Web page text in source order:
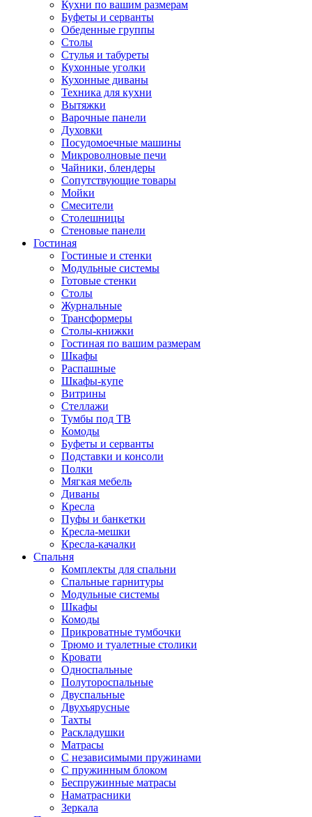
Кухни по вашим размерам
Буфеты и серванты
Обеденные группы
Столы
Стулья и табуреты
Кухонные уголки
Кухонные диваны
Техника для кухни
Вытяжки
Варочные панели
Духовки
Посудомоечные машины
Микроволновые печи
Чайники, блендеры
Сопутствующие товары
Мойки
Смесители
Столешницы
Стеновые панели
Гостиная
Гостиные и стенки
Модульные системы
Готовые стенки
Столы
Журнальные
Трансформеры
Столы-книжки
Гостиная по вашим размерам
Шкафы
Распашные
Шкафы-купе
Витрины
Стеллажи
Тумбы под ТВ
Комоды
Буфеты и серванты
Подставки и консоли
Полки
Мягкая мебель
Диваны
Кресла
Пуфы и банкетки
Кресла-мешки
Кресла-качалки
Спальня
Комплекты для спальни
Спальные гарнитуры
Модульные системы
Шкафы
Комоды
Прикроватные тумбочки
Трюмо и туалетные столики
Кровати
Односпальные
Полутороспальные
Двуспальные
Двухъярусные
Тахты
Раскладушки
Матрасы
С независимыми пружинами
С пружинным блоком
Беспружинные матрасы
Наматрасники
Зеркала